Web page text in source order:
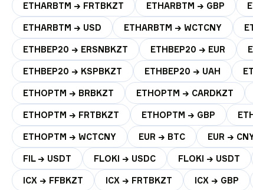
ETHARBTM → FRTBKZT ETHARBTM → GBP
ETHARBTM → USD ETHARBTM → WCTCNY
ETHBEP20 → ERSNBKZT ETHBEP20 → EUR
ETHBEP20 → KSPBKZT ETHBEP20 → UAH
ETHOPTM → BRBKZT ETHOPTM → CARDKZT
ETHOPTM → FRTBKZT ETHOPTM → GBP
ETHOPTM → WCTCNY EUR → BTC EUR →
FIL → USDT FLOKI → USDC FLOKI → USDT
ICX → FFBKZT ICX → FRTBKZT ICX → GBP